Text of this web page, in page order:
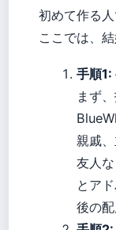
初めて作る
ここでは、
手順1:
まず
親戚、
友人
とア
後の配